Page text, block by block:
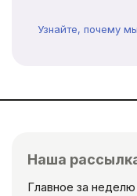
Узнайте, почему
Наша
Главное за